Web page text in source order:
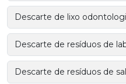
Descarte de lixo
Descarte de resíduos de
Descarte de resíduos de